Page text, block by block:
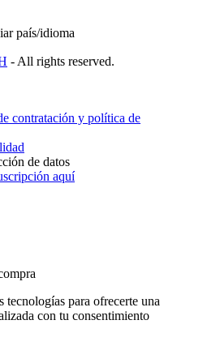
país/idioma
- All rights reserved.
contratación y política de
de datos
aquí
para ofrecerte una
con tu consentimiento